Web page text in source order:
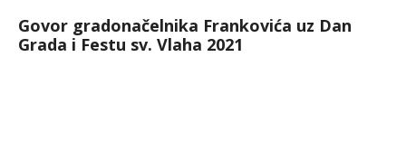
Govor gradonačelnika Frankovića uz Dan
Grada i Festu sv. Vlaha 2021